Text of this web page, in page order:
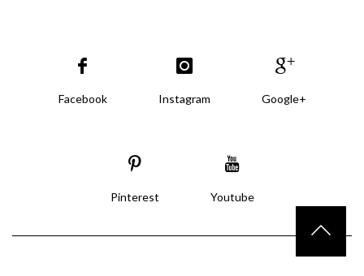
Facebook Instagram Google+
Pinterest Youtube